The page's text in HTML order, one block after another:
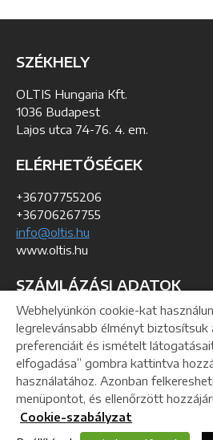
SZÉKHELY
OLTIS Hungaria Kft.
1036 Budapest
Lajos utca 74-76. 4. em.
ELÉRHETŐSÉGEK
+36707755206
+36706267755
info@oltis.hu
www.oltis.hu
SZÁMLÁZÁSI ADATOK
KSH szám: 01-09-193368
Adó azonosítószám: 24991047-2-
Közösségi adószám: HU24991047
Helpdesk Letöltés
Webhelyünkön cookie-kat
legrelevánsabb élményt biztosítsuk
preferenciáit és ismételt
elfogadása” gombra kattintva
használatához. Azonban
menüpontot, és ellenőrzött
Cookie-szabályzat